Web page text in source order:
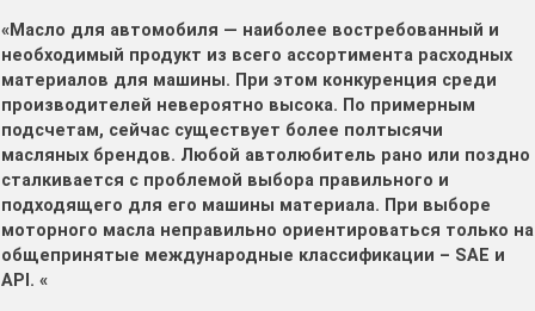
«Масло для автомобиля — наиболее востребованный и
необходимый продукт из всего ассортимента расходных
материалов для машины. При этом конкуренция среди
производителей невероятно высока. По примерным
подсчетам, сейчас существует более полтысячи
масляных брендов. Любой автолюбитель рано или поздно
сталкивается с проблемой выбора правильного и
подходящего для его машины материала. При выборе
моторного масла неправильно ориентироваться только на
общепринятые международные классификации – SAE и
API. «